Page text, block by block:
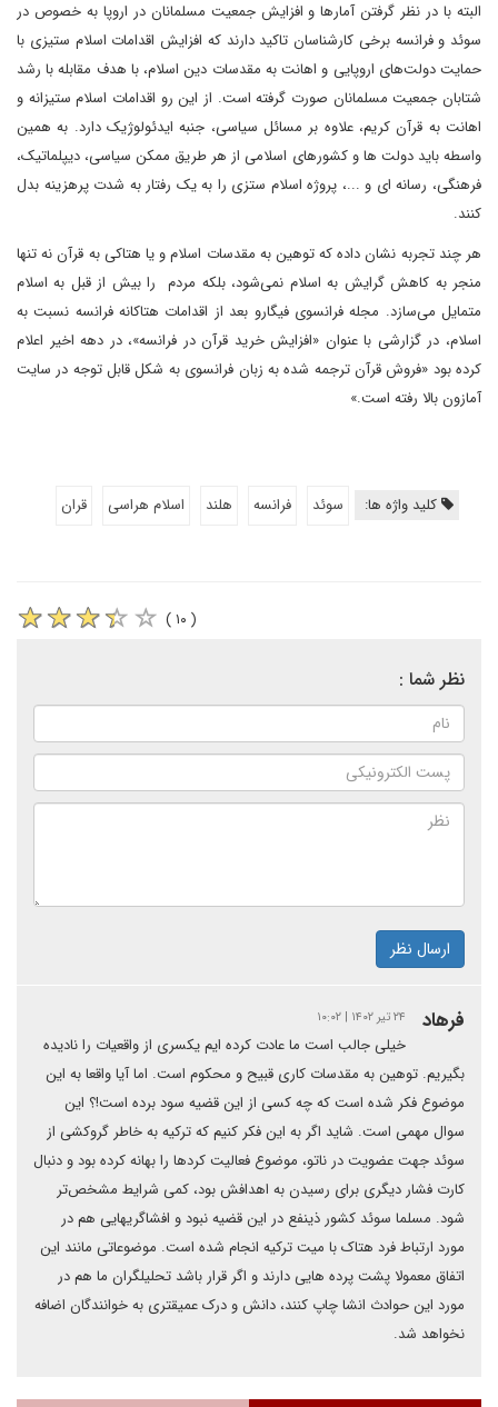
البته با در نظر گرفتن آمارها و افزایش جمعیت مسلمانان در اروپا به خصوص در
سوئد و فرانسه برخی کارشناسان تاکید دارند که افزایش اقدامات اسلام ستیزی با
حمایت دولت‌های اروپایی و اهانت به مقدسات دین اسلام، با هدف مقابله با رشد
شتابان جمعیت مسلمانان صورت گرفته است. از این رو اقدامات اسلام ستیزانه و
اهانت به قرآن کریم، علاوه بر مسائل سیاسی، جنبه ایدئولوژیک دارد. به همین
واسطه باید دولت ها و کشورهای اسلامی از هر طریق ممکن سیاسی، دیپلماتیک،
فرهنگی، رسانه ای و ...، پروژه اسلام ستزی را به یک رفتار به شدت پرهزینه بدل
کنند.
هر چند تجربه نشان داده که توهین به مقدسات اسلام و یا هتاکی به قرآن نه تنها
منجر به کاهش گرایش به اسلام نمی‌شود، بلکه مردم را بیش از قبل به اسلام
متمایل می‌سازد. مجله فرانسوی فیگارو بعد از اقدامات هتاکانه فرانسه نسبت به
اسلام، در گزارشی با عنوان «افزایش خرید قرآن در فرانسه»، در دهه اخیر اعلام
کرده بود «فروش قرآن ترجمه شده به زبان فرانسوی به شکل قابل توجه در سایت
آمازون بالا رفته است.»
کلید واژه ها: سوئد فرانسه هلند اسلام هراسی قران
( ۱۰ )
نظر شما :
ارسال نظر
فرهاد ۲۴ تیر ۱۴۰۲ | ۱۰:۰۲
خیلی جالب است ما عادت کرده ایم یکسری از واقعیات را نادیده
بگیریم. توهین به مقدسات کاری قبیح و محکوم است. اما آیا واقعا به این
موضوع فکر شده است که چه کسی از این قضیه سود برده است!؟ این
سوال مهمی است. شاید اگر به این فکر کنیم که ترکیه به خاطر گروکشی از
سوئد جهت عضویت در ناتو، موضوع فعالیت کردها را بهانه کرده بود و دنبال
کارت فشار دیگری برای رسیدن به اهدافش بود، کمی شرایط مشخص‌تر
شود. مسلما سوئد کشور ذینفع در این قضیه نبود و افشاگریهایی هم در
مورد ارتباط فرد هتاک با میت ترکیه انجام شده است. موضوعاتی مانند این
اتفاق معمولا پشت پرده هایی دارند و اگر قرار باشد تحلیلگران ما هم در
مورد این حوادث انشا چاپ کنند، دانش و درک عمیقتری به خوانندگان اضافه
نخواهد شد.